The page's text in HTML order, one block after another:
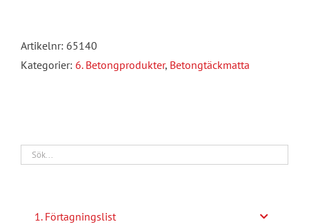
Artikelnr: 65140
Kategorier: 6. Betongprodukter, Betongtäckmatta
1. Förtagningslist